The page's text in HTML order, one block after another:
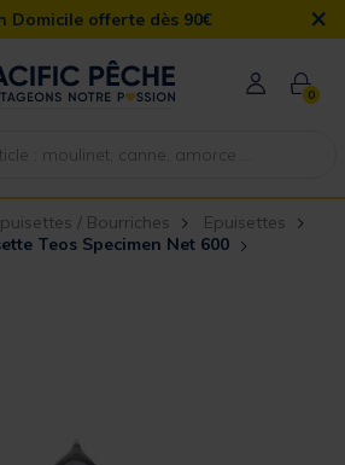
offerte dès 90€ ×
0
/ Bourriches
Epuisettes
Teos Specimen Net 600